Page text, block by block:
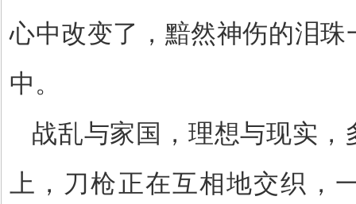
心中改变了，黯然神伤的泪
中。
战乱与家国，理想与现实，
上，刀枪正在互相地交织，